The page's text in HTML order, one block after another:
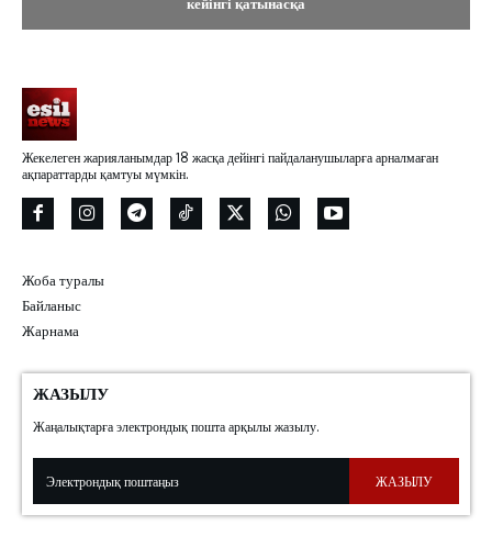
Жекелеген жарияланымдар 18 жасқа дейінгі пайдаланушыларға арналмаған
ақпараттарды қамтуы мүмкін.
Жоба туралы
Байланыс
Жарнама
ЖАЗЫЛУ
Жаңалықтарға электрондық пошта арқылы жазылу.
ЖАЗЫЛУ